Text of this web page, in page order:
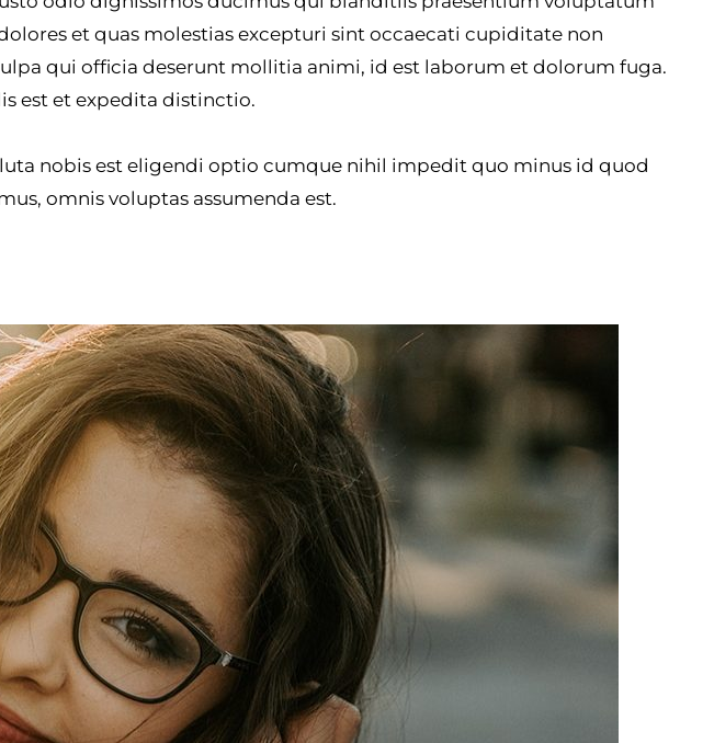
et quas molestias excepturi sint occaecati cupiditate non
qui officia deserunt mollitia animi, id est laborum et dolorum fuga.
est et expedita distinctio.
nobis est eligendi optio cumque nihil impedit quo minus id quod
omnis voluptas assumenda est.